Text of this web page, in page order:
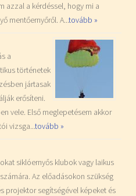
azzal a kérdéssel, hogy mi a
mentőernyőről. A...tovább »
a
történetek
jártasak
erősíteni.
vele. Első meglepetésem akkor
vizsga...tovább »
siklóernyős klubok vagy laikus
Az előadásokon szükség
projektor segítségével képeket és